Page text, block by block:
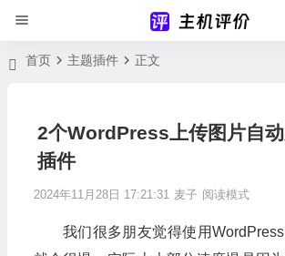
首页 主题插件 正文
2个WordPress上传图片自
插件
2024年11月28日 17:21:31 麦子 阅读模式
我们很多朋友觉得使用